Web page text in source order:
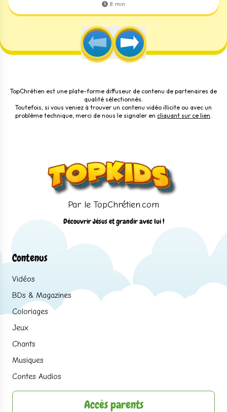
8 min
TopChrétien est une plate-forme diffuseur de contenu de partenaires de
qualité sélectionnés.
Toutefois, si vous veniez à trouver un contenu vidéo illicite ou avec un
problème technique, merci de nous le signaler en cliquant sur ce lien.
Par le TopChrétien.com
Découvrir Jésus et grandir avec lui !
Contenus
Vidéos
BDs & Magazines
Coloriages
Jeux
Chants
Musiques
Contes Audios
Accès parents